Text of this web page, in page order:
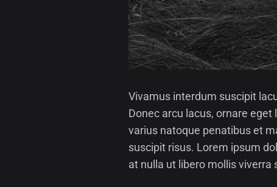
Vivamus interdum suscipit
Donec arcu lacus, ornare
varius natoque penatibus et
suscipit risus. Lorem ipsum
at nulla ut libero mollis viverra